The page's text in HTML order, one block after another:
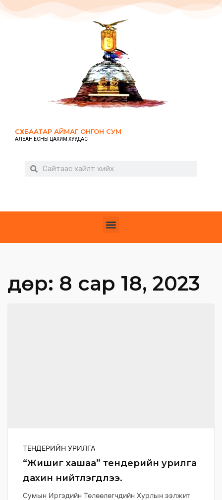
СҮХБААТАР АЙМАГ ОНГОН СУМ
АЛБАН ЁСНЫ ЦАХИМ ХУУДАС
Өдөр: 8 сар 18, 2023
ТЕНДЕРИЙН УРИЛГА
“Жишиг хашаа” тендерийн урилга
дахин нийтлэгдлээ.
Сумын Иргэдийн Төлөөлөгчдийн Хурлын ээлжит